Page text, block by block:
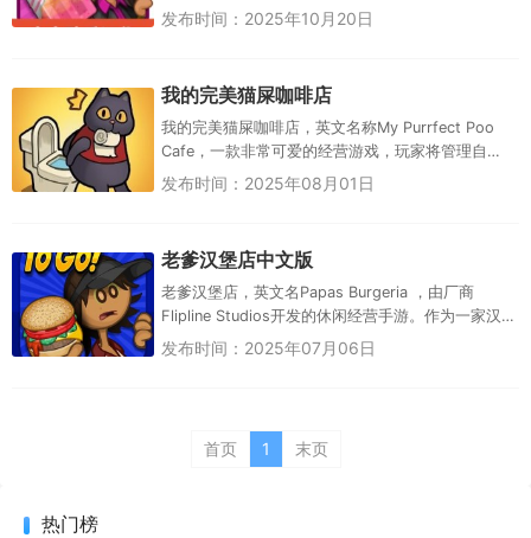
结合了冰棒的清爽和雪糕的浓郁口感的冰冻小吃，
发布时间：2025年10月20日
我的完美猫屎咖啡店
我的完美猫屎咖啡店，英文名称My Purrfect Poo
Cafe，一款非常可爱的经营游戏，玩家将管理自己
的猫屎咖啡店，在游戏中有许多的咖啡可以制作，
发布时间：2025年08月01日
老爹汉堡店中文版
老爹汉堡店，英文名Papas Burgeria ，由厂商
Flipline Studios开发的休闲经营手游。作为一家汉
堡店的老板，还得依据客人的要求，制作出合适...
发布时间：2025年07月06日
首页 1 末页
热门榜